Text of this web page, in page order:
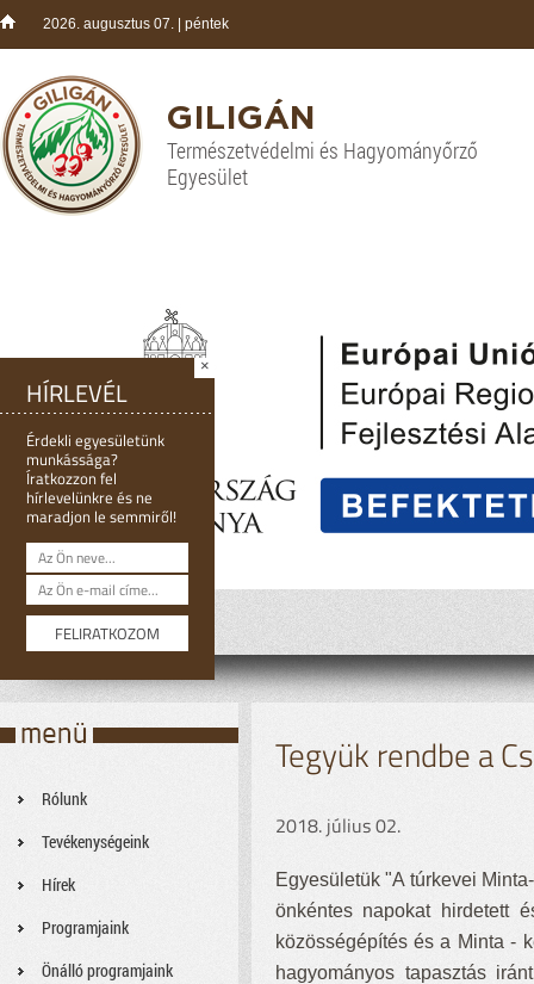
2026. augusztus 07. | péntek
GILIGÁN
Természetvédelmi és Hagyományőrző
Egyesület
Rólunk
Tevékenységeink
Hírek
Programjaink
Önálló programjaink
Tegyük rendbe a
2018. július 02.
Egyesületük "A túrkevei
önkéntes napokat hirdetett
közösségépítés és a Minta -
hagyományos tapasztás
HÍRLEVÉL
Érdekli egyesületünk
munkássága?
Íratkozzon fel
hírlevelünkre és ne
maradjon le semmiről!
×